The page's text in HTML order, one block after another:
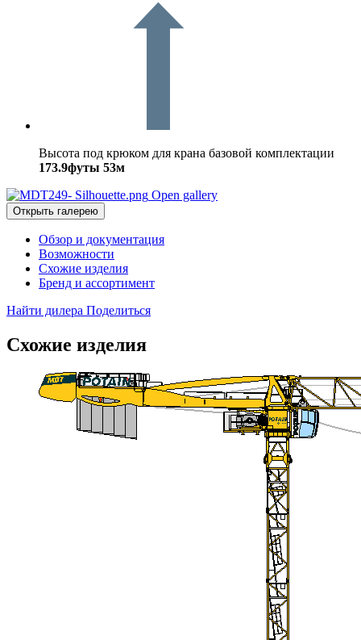
Высота под крюком для крана базовой комплектации
173.9футы 53м
Open gallery
Открыть галерею
Обзор и документация
Возможности
Схожие изделия
Бренд и ассортимент
Найти дилера Поделиться
Схожие изделия